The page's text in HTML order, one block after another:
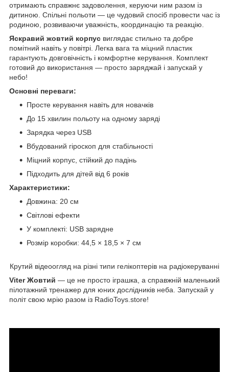
отримають справжнє задоволення, керуючи ним разом із
дитиною. Спільні польоти — це чудовий спосіб провести час із
родиною, розвиваючи уважність, координацію та реакцію.
Яскравий жовтий корпус виглядає стильно та добре
помітний навіть у повітрі. Легка вага та міцний пластик
гарантують довговічність і комфортне керування. Комплект
готовий до використання — просто заряджай і запускай у
небо!
Основні переваги:
Просте керування навіть для новачків
До 15 хвилин польоту на одному заряді
Зарядка через USB
Вбудований гіроскоп для стабільності
Міцний корпус, стійкий до падінь
Підходить для дітей від 6 років
Характеристики:
Довжина: 20 см
Світлові ефекти
У комплекті: USB зарядне
Розмір коробки: 44,5 × 18,5 × 7 см
Крутий відеоогляд на різні типи гелікоптерів на радіокеруванні
Viter Жовтий — це не просто іграшка, а справжній маленький
пілотажний тренажер для юних дослідників неба. Запускай у
політ свою мрію разом із RadioToys.store!